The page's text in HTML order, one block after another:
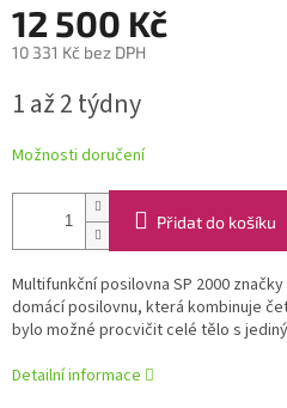
12 500 Kč
10 331 Kč bez DPH
cena:
1 až 2 týdny
Možnosti doručení
Přidat do košíku
Multifunkční posilovna SP 2000
domácí posilovnu, která kombinuje
bylo možné procvičit celé tělo s
Detailní informace